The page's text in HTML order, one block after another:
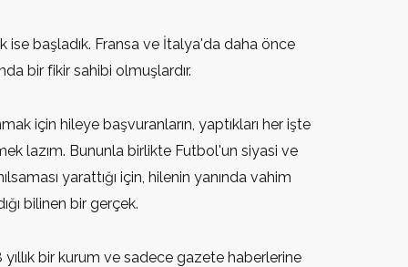
ise başladık. Fransa ve İtalya'da daha önce
bir fikir sahibi olmuşlardır.
için hileye başvuranların, yaptıkları her işte
lazım. Bununla birlikte Futbol'un siyasi ve
yarattığı için, hilenin yanında vahim
bilinen bir gerçek.
bir kurum ve sadece gazete haberlerine